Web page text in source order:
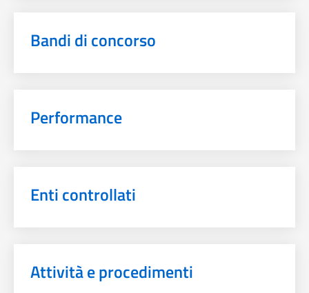
Bandi di concorso
Performance
Enti controllati
Attività e procedimenti